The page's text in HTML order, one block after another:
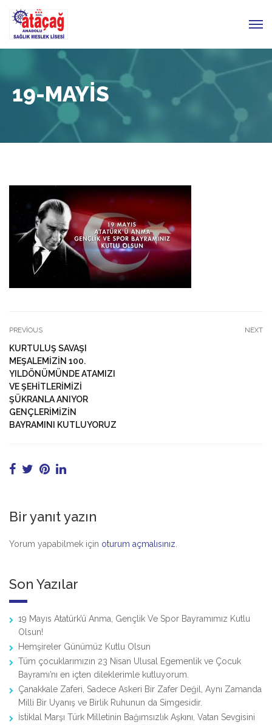
19-MAYIS
PREVIOUS
KURTULUŞ SAVAŞI
MEŞALEMİZİN 100.
YILDÖNÜMÜNDE ATAMIZI
VE ŞEHİTLERİMİZİ
ŞÜKRANLA ANIYOR
GENÇLERİMİZİN
BAYRAMINI KUTLUYORUZ
NEXT
Bir yanıt yazın
Yorum yapabilmek için oturum açmalısınız.
Son Yazılar
19 Mayıs Atatürk’ü Anma, Gençlik Ve Spor Bayramımız Kutlu
Olsun!
Hemşireler Günümüz Kutlu Olsun
Tüm çocuklarımızın 23 Nisan Ulusal Egemenlik ve Çocuk
Bayramı’nı en içten dileklerimle kutluyorum.
Çanakkale Zaferi, Sadece Askeri Bir Zafer Değil, Aynı Zamanda
Milli Bir Uyanış ve Birlik Ruhunun da Simgesidir.
İstiklal Marşı Türk Milletinin Bağımsızlık Aşkını, Vatan Sevgisini